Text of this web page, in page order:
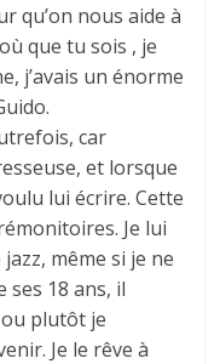
qu’on nous aide à
que tu sois , je
j’avais un énorme
car
et lorsque
lui écrire. Cette
Je lui
même si je ne
ses 18 ans, il
plutôt je
Je le rêve à